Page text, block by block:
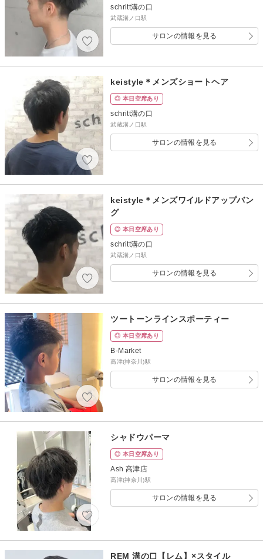
schritt溝の口
武蔵溝ノ口駅
サロンの情報を見る
keistyle＊メンズショートヘア
◎ 本日空席あり
schritt溝の口
武蔵溝ノ口駅
サロンの情報を見る
keistyle＊メンズワイルドアップバン
グ
◎ 本日空席あり
schritt溝の口
武蔵溝ノ口駅
サロンの情報を見る
ツートーンラインスポーティー
◎ 本日空席あり
B-Market
高津(神奈川)駅
サロンの情報を見る
シャドウパーマ
◎ 本日空席あり
Ash 高津店
高津(神奈川)駅
サロンの情報を見る
REM 溝の口【レム】×スタイル